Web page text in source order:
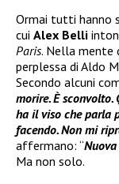
Ormai tutti hanno
cui Alex Belli
Paris. Nella mente
perplessa di Aldo
Secondo alcuni
morire. È sconvolto.
ha il viso che parla
facendo. Non mi
affermano: “
Ma non solo.